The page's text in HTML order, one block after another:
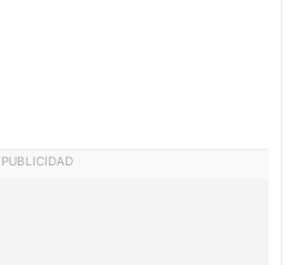
PUBLICIDAD